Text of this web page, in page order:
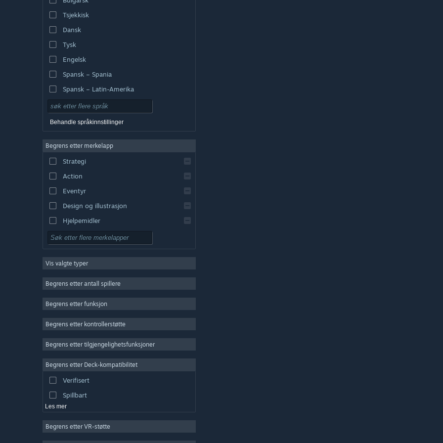
Tsjekkisk
Dansk
Tysk
Engelsk
Spansk – Spania
Spansk – Latin-Amerika
Behandle språkinnstillinger
Begrens etter merkelapp
Strategi
Action
Eventyr
Design og illustrasjon
Hjelpemidler
Gratis å spille
Massivt flerspiller
Indie
Simulering
Videoproduksjon
Fotoredigering
Vis valgte typer
Begrens etter antall spillere
Begrens etter funksjon
Begrens etter kontrollerstøtte
Begrens etter tilgjengelighetsfunksjoner
Begrens etter Deck-kompatibilitet
Verifisert
Spillbart
Les mer
Begrens etter VR-støtte